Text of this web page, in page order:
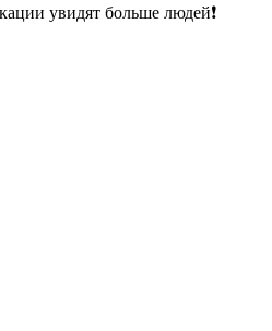
увидят больше людей❗